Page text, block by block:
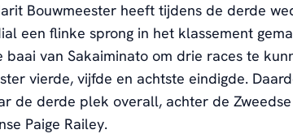
Bouwmeester heeft tijdens de derde
een flinke sprong in het klassement
baai van Sakaiminato om drie races te
vierde, vijfde en achtste eindigde.
de derde plek overall, achter de
Paige Railey.